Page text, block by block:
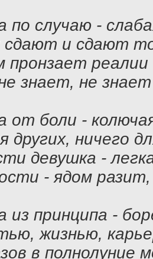
по случаю -
сдают и сдают
пронзает
знает, не знает
от боли -
других, ничего
девушка -
- ядом разит,
из принципа -
жизнью,
в полнолуние